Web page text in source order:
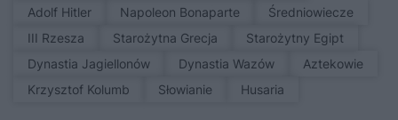
Adolf Hitler Napoleon Bonaparte
średniowiecze
III Rzesza
Starożytna Grecja
Starożytny Egipt
Dynastia Jagiellonów
Dynastia Wazów
Aztekowie
Krzysztof Kolumb
Słowianie Husaria